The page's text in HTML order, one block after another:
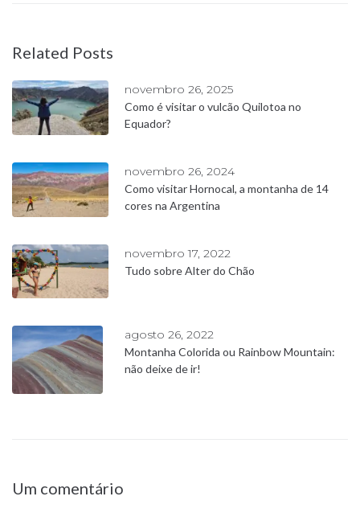
Related Posts
novembro 26, 2025
Como é visitar o vulcão Quilotoa no
Equador?
novembro 26, 2024
Como visitar Hornocal, a montanha de 14
cores na Argentina
novembro 17, 2022
Tudo sobre Alter do Chão
agosto 26, 2022
Montanha Colorida ou Rainbow Mountain:
não deixe de ir!
Um comentário